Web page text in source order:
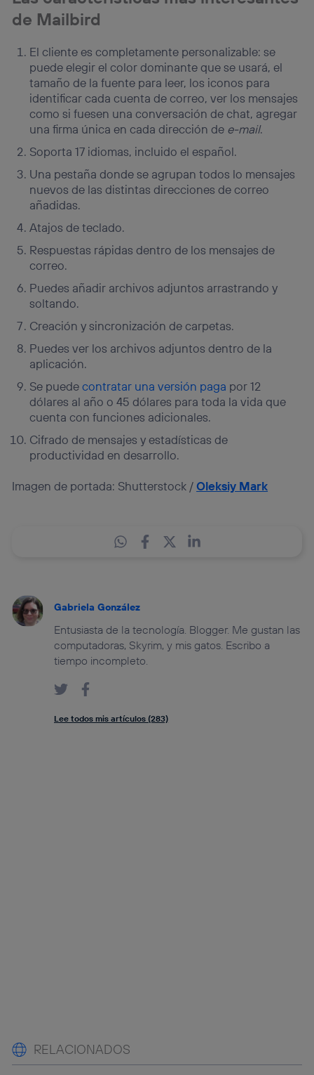
de Mailbird
El cliente es completamente personalizable: se
puede elegir el color dominante que se usará, el
tamaño de la fuente para leer, los iconos para
identificar cada cuenta de correo, ver los mensajes
como si fuesen una conversación de chat, agregar
una firma única en cada dirección de e-mail.
Soporta 17 idiomas, incluido el español.
Una pestaña donde se agrupan todos lo mensajes
nuevos de las distintas direcciones de correo
añadidas.
Atajos de teclado.
Respuestas rápidas dentro de los mensajes de
correo.
Puedes añadir archivos adjuntos arrastrando y
soltando.
Creación y sincronización de carpetas.
Puedes ver los archivos adjuntos dentro de la
aplicación.
Se puedecontratar una versión paga por 12
dólares al año o 45 dólares para toda la vida que
cuenta con funciones adicionales.
Cifrado de mensajes y estadísticas de
productividad en desarrollo.
Imagen de portada: Shutterstock /Oleksiy Mark
Gabriela González
Entusiasta de la tecnología. Blogger. Me gustan las
computadoras, Skyrim, y mis gatos. Escribo a
tiempo incompleto.
Lee todos mis artículos (283)
RELACIONADOS